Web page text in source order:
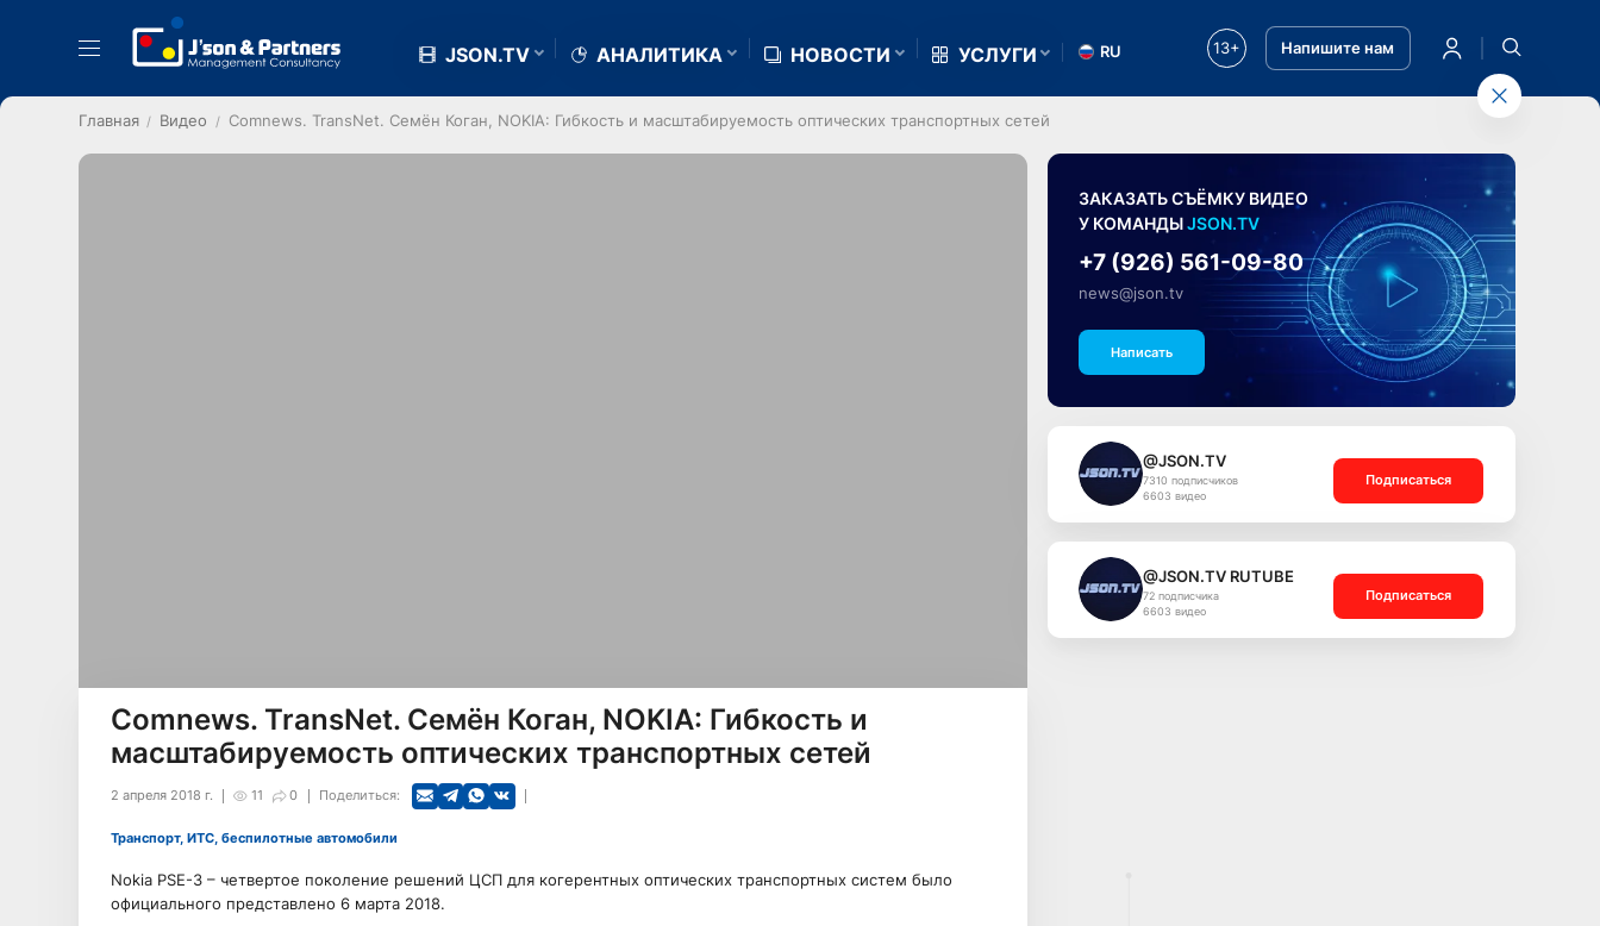
JSON.TV АНАЛИТИКА НОВОСТИ УСЛУГИ RU 13+ Напишите нам
Главная Видео Comnews. TransNet. Семён Коган, NOKIA: Гибкость и масштабируемость оптических транспортных сетей
Comnews. TransNet. Семён Коган, NOKIA: Гибкость и
масштабируемость оптических транспортных сетей
11 0
2 апреля 2018 г. Поделиться:
Транспорт, ИТС, беспилотные автомобили
Nokia PSE-3 – четвертое поколение решений ЦСП для когерентных оптических транспортных систем было
официального представлено 6 марта 2018.
ЗАКАЗАТЬ СЪЁМКУ ВИДЕО
У КОМАНДЫJSON.TV
+7 (926) 561-09-80
news@json.tv
Написать
@JSON.TV
7310 подписчиков
6603 видео
Подписаться
@JSON.TV RUTUBE
72 подписчика
6603 видео
Подписаться